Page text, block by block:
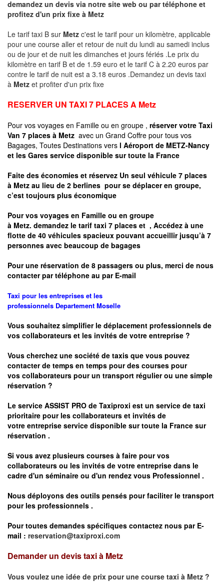
demandez un devis via notre site web ou par téléphone et
profitez d'un prix fixe à Metz
Le tarif taxi B sur Metz c'est le tarif pour un kilomètre, applicable
pour une course aller et retour de nuit du lundi au samedi inclus
ou de jour et de nuit les dimanches et jours fériés .Le prix du
kilomètre en tarif B et de 1.59 euro et le tarif C à 2.20 euros par
contre le tarif de nuit est a 3.18 euros .Demandez un devis taxi
à Metz et profiter d'un prix fixe
RESERVER UN TAXI 7 PLACES A Metz
Pour vos voyages en Famille ou en groupe , réserver votre Taxi
Van 7 places à Metz avec un Grand Coffre pour tous vos
Bagages, Toutes Destinations vers l Aéroport de METZ-Nancy
et les Gares service disponible sur toute la France
Faite des économies et réservez Un seul véhicule 7 places
à Metz au lieu de 2 berlines pour se déplacer en groupe,
c’est toujours plus économique
Pour vos voyages en Famille ou en groupe
à Metz. demandez le tarif taxi 7 places et , Accédez à une
flotte de 40 véhicules spacieux pouvant accueillir jusqu’à 7
personnes avec beaucoup de bagages
Pour une réservation de 8 passagers ou plus, merci de nous
contacter par téléphone au par E-mail
Taxi pour les entreprises et les
professionnels Departement Moselle
Vous souhaitez simplifier le déplacement professionnels de
vos collaborateurs et les invités de votre entreprise ?
Vous cherchez une société de taxis que vous pouvez
contacter de temps en temps pour des courses pour
vos collaborateurs pour un transport régulierou une simple
réservation ?
Le service ASSIST PRO de Taxiproxi est un service de taxi
prioritaire pour les collaborateurs et invités de
votre entreprise service disponible sur toute la France sur
réservation .
Si vous avez plusieurs courses à faire pour vos
collaborateurs ou les invités de votre entreprise dans le
cadre d'un séminaire ou d'un rendez vous Professionnel .
Nous déployons des outils pensés pour faciliter le transport
pour les professionnels .
Pour toutes demandes spécifiques contactez nous par E-
mail : reservation@taxiproxi.com
Demander un devis taxi à Metz
Vous voulez une idée de prix pour une course taxi à Metz ?